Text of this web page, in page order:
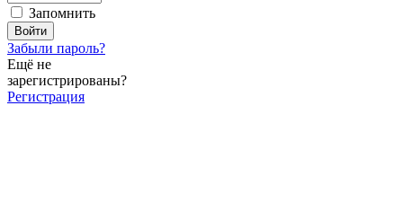
Запомнить
Забыли пароль?
Ещё не
зарегистрированы?
Регистрация